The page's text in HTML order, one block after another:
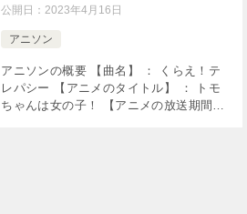
公開日：2023年4月16日
アニソン
アニソンの概要 【曲名】 ： くらえ！テ
レパシー 【アニメのタイトル】 ： トモ
ちゃんは女の子！ 【アニメの放送期間】